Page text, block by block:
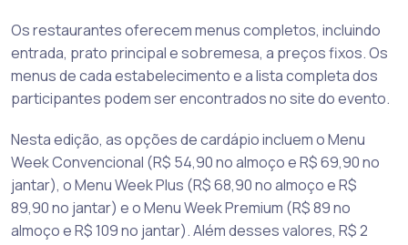
Os restaurantes oferecem menus completos, incluindo
entrada, prato principal e sobremesa, a preços fixos. Os
menus de cada estabelecimento e a lista completa dos
participantes podem ser encontrados no site do evento.
Nesta edição, as opções de cardápio incluem o Menu
Week Convencional (R$ 54,90 no almoço e R$ 69,90 no
jantar), o Menu Week Plus (R$ 68,90 no almoço e R$
89,90 no jantar) e o Menu Week Premium (R$ 89 no
almoço e R$ 109 no jantar). Além desses valores, R$ 2